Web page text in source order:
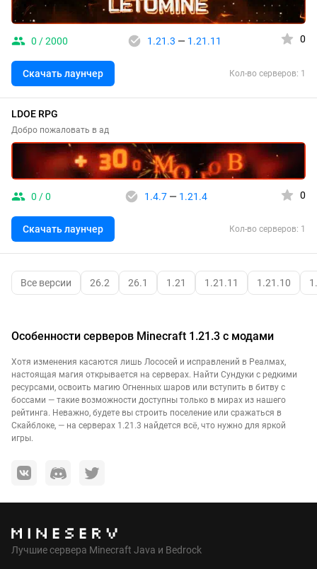
0 / 2000 1.21.3 — 1.21.11 0
Скачать лаунчер Кол-во серверов: 1
LDOE RPG
Добро пожаловать в ад
0 / 0 1.4.7— 1.21.4 0
Скачать лаунчер Кол-во серверов: 1
Все версии 26.2 26.1 1.21 1.21.11 1.21.10
Особенности серверов Minecraft 1.21.3 с модами
Хотя изменения касаются лишь Лососей и исправлений в Реалмах,
настоящая магия открывается на серверах. Найти Сундуки с редкими
ресурсами, освоить магию Огненных шаров или вступить в битву с
боссами — такие возможности доступны только в мирах из нашего
рейтинга. Неважно, будете вы строить поселение или сражаться в
Скайблоке, — на серверах 1.21.3 найдется всё, что нужно для яркой
игры.
Лучшие сервера Minecraft Java и Bedrock